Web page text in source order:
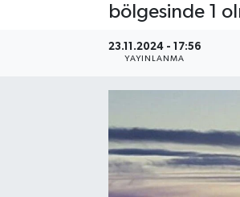
bölgesinde 1
23.11.2024 - 17:56
YAYINLANMA